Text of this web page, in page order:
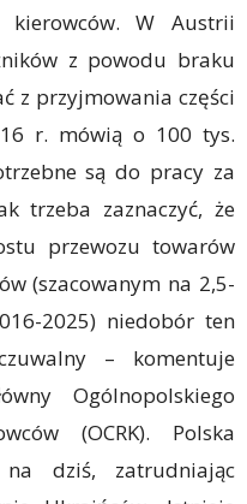
W Austrii
z powodu braku
z przyjmowania części
r. mówią o 100 tys.
są do pracy za
trzeba zaznaczyć, że
przewozu towarów
(szacowanym na 2,5-
2025) niedobór ten
– komentuje
Ogólnopolskiego
(OCRK). Polska
dziś, zatrudniając